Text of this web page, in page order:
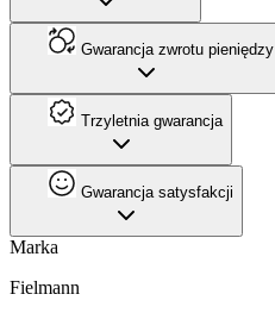
Gwarancja zwrotu pieniędzy
Trzyletnia gwarancja
Gwarancja satysfakcji
Marka
Fielmann